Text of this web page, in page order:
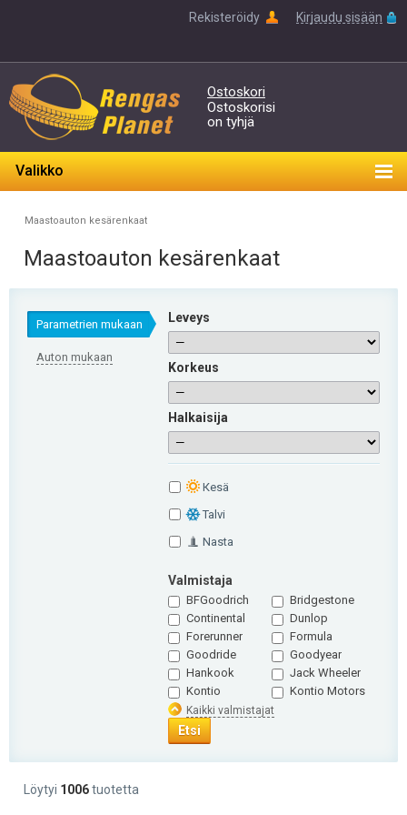
Rekisteröidy Kirjaudu sisään
Ostoskori
Ostoskorisi
on tyhjä
Valikko
Maastoauton kesärenkaat
Maastoauton kesärenkaat
Parametrien mukaan
Auton mukaan
Leveys
Korkeus
Halkaisija
Кesä
Talvi
Nasta
Valmistaja
BFGoodrich
Bridgestone
Continental
Dunlop
Forerunner
Formula
Goodride
Goodyear
Hankook
Jack Wheeler
Kontio
Kontio Motors
Kaikki valmistajat
Etsi
Löytyi 1006tuotetta